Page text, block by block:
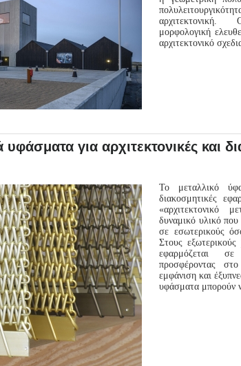
μορφολογική
αρχιτεκτονικό
για αρχιτεκτονικές και
Το μεταλλικό
διακοσμητικές
«αρχιτεκτονικό
δυναμικό υλικό
σε εσωτερικούς
Στους
εφαρμόζεται
προσφέροντας
εμφάνιση και
υφάσματα μπορούν